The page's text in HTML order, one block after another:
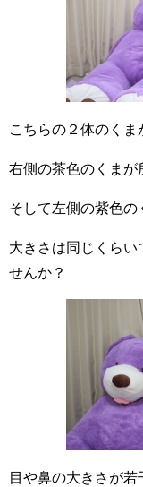
こちらの２体のくま
右側の茶色のくまが
そして左側の紫色の
大きさは同じくらい
せんか？
目や鼻の大きさが若